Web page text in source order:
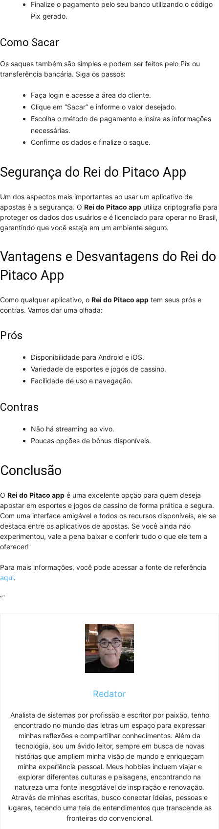
Finalize o pagamento pelo seu banco utilizando o código
Pix gerado.
Como Sacar
Os saques também são simples e podem ser feitos pelo Pix ou
transferência bancária. Siga os passos:
Faça login e acesse a área do cliente.
Clique em “Sacar” e informe o valor desejado.
Escolha o método de pagamento e insira as informações
necessárias.
Confirme os dados e finalize o saque.
Segurança do Rei do Pitaco App
Um dos aspectos mais importantes ao usar um aplicativo de
apostas é a segurança. O Rei do Pitaco app utiliza criptografia para
proteger os dados dos usuários e é licenciado para operar no Brasil,
garantindo que você esteja em um ambiente seguro.
Vantagens e Desvantagens do Rei do
Pitaco App
Como qualquer aplicativo, o Rei do Pitaco app tem seus prós e
contras. Vamos dar uma olhada:
Prós
Disponibilidade para Android e iOS.
Variedade de esportes e jogos de cassino.
Facilidade de uso e navegação.
Contras
Não há streaming ao vivo.
Poucas opções de bônus disponíveis.
Conclusão
O Rei do Pitaco app é uma excelente opção para quem deseja
apostar em esportes e jogos de cassino de forma prática e segura.
Com uma interface amigável e todos os recursos disponíveis, ele se
destaca entre os aplicativos de apostas. Se você ainda não
experimentou, vale a pena baixar e conferir tudo o que ele tem a
oferecer!
Para mais informações, você pode acessar a fonte de referência
aqui.
“`
Redator
Analista de sistemas por profissão e escritor por paixão, tenho
encontrado no mundo das letras um espaço para expressar
minhas reflexões e compartilhar conhecimentos. Além da
tecnologia, sou um ávido leitor, sempre em busca de novas
histórias que ampliem minha visão de mundo e enriqueçam
minha experiência pessoal. Meus hobbies incluem viajar e
explorar diferentes culturas e paisagens, encontrando na
natureza uma fonte inesgotável de inspiração e renovação.
Através de minhas escritas, busco conectar ideias, pessoas e
lugares, tecendo uma teia de entendimentos que transcende as
fronteiras do convencional.